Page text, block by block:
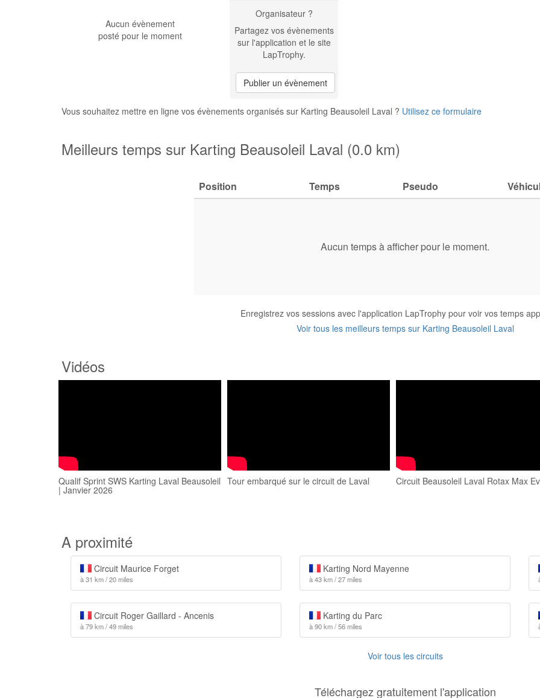
Aucun évènement
posté pour le moment
Organisateur ?
Partagez vos évènements
sur l'application et le site
LapTrophy.
Publier un évènement
Vous souhaitez mettre en ligne vos évènements organisés sur Karting Beausoleil Laval ? Utilisez ce formulaire
Meilleurs temps sur Karting Beausoleil Laval (0.0 km)
Position Temps Pseudo
Aucun temps à afficher pour le moment.
Enregistrez vos sessions avec l'application LapTrophy pour voir vos temps
Voir tous les meilleurs temps sur Karting Beausoleil Laval
Vidéos
Qualif Sprint SWS Karting Laval Beausoleil
| Janvier 2026
Tour embarqué sur le circuit de Laval Circuit Beausoleil Laval Rotax Max
A proximité
Circuit Maurice Forget
à 31 km / 20 miles
Karting Nord Mayenne
à 43 km / 27 miles
Circuit Roger Gaillard - Ancenis
à 79 km / 49 miles
Karting du Parc
à 90 km / 56 miles
Voir tous les circuits
Téléchargez gratuitement l'application